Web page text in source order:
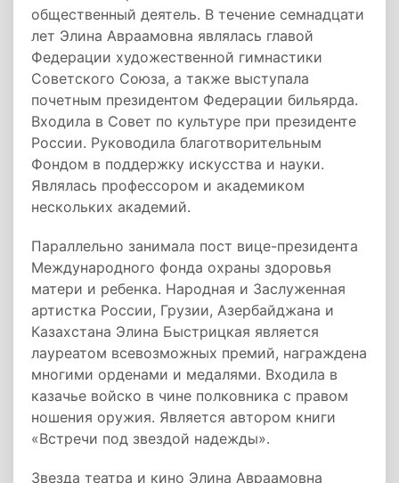
общественный деятель. В течение семнадцати
лет Элина Авраамовна являлась главой
Федерации художественной гимнастики
Советского Союза, а также выступала
почетным президентом Федерации бильярда.
Входила в Совет по культуре при президенте
России. Руководила благотворительным
Фондом в поддержку искусства и науки.
Являлась профессором и академиком
нескольких академий.
Параллельно занимала пост вице-президента
Международного фонда охраны здоровья
матери и ребенка. Народная и Заслуженная
артистка России, Грузии, Азербайджана и
Казахстана Элина Быстрицкая является
лауреатом всевозможных премий, награждена
многими орденами и медалями. Входила в
казачье войско в чине полковника с правом
ношения оружия. Является автором книги
«Встречи под звездой надежды».
Звезда театра и кино Элина Авраамовна